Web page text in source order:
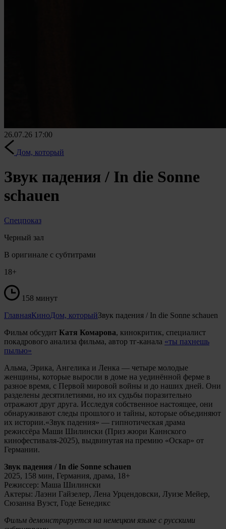
26.07.26 17:00
Дом, который
Звук падения / In die Sonne
schauen
Спецпоказ
Черный зал
В оригинале с субтитрами
18+
158 минут
ГлавнаяКиноДом, которыйЗвук падения / In die Sonne schauen
Фильм обсудит Катя Комарова, кинокритик, специалист
покадрового анализа фильма, автор тг-канала «ты пахнешь
пылью»
Альма, Эрика, Ангелика и Ленка — четыре молодые
женщины, которые выросли в доме на уединённой ферме в
разное время, с Первой мировой войны и до наших дней. Они
разделены десятилетиями, но их судьбы поразительно
отражают друг друга. Исследуя собственное настоящее, они
обнаруживают следы прошлого и тайны, которые объединяют
их истории.«Звук падения» — гипнотическая драма
режиссёра Маши Шилински (Приз жюри Каннского
кинофестиваля-2025), выдвинутая на премию «Оскар» от
Германии.
Звук падения / In die Sonne schauen
2025, 158 мин, Германия, драма, 18+
Режиссер: Маша Шилински
Актеры: Лаэни Гайзелер, Лена Урцендовски, Луизе Мейер,
Сюзанна Вуэст, Годе Бенедикс
Фильм демонстрируется на немецком языке с русскими